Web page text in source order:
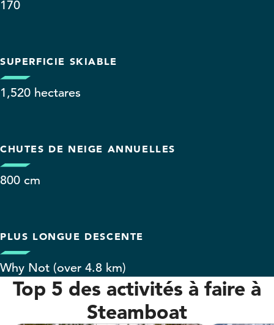
170
SUPERFICIE SKIABLE
1,520 hectares
CHUTES DE NEIGE ANNUELLES
800 cm
PLUS LONGUE DESCENTE
Why Not (over 4.8 km)
Top 5 des activités à faire à
Steamboat